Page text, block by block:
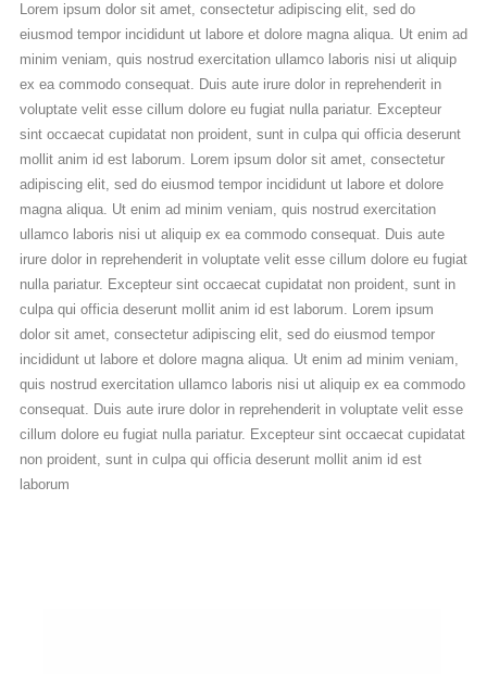
Lorem ipsum dolor sit amet, consectetur adipiscing elit, sed do
eiusmod tempor incididunt ut labore et dolore magna aliqua. Ut enim ad
minim veniam, quis nostrud exercitation ullamco laboris nisi ut aliquip
ex ea commodo consequat. Duis aute irure dolor in reprehenderit in
voluptate velit esse cillum dolore eu fugiat nulla pariatur. Excepteur
sint occaecat cupidatat non proident, sunt in culpa qui officia deserunt
mollit anim id est laborum. Lorem ipsum dolor sit amet, consectetur
adipiscing elit, sed do eiusmod tempor incididunt ut labore et dolore
magna aliqua. Ut enim ad minim veniam, quis nostrud exercitation
ullamco laboris nisi ut aliquip ex ea commodo consequat. Duis aute
irure dolor in reprehenderit in voluptate velit esse cillum dolore eu fugiat
nulla pariatur. Excepteur sint occaecat cupidatat non proident, sunt in
culpa qui officia deserunt mollit anim id est laborum. Lorem ipsum
dolor sit amet, consectetur adipiscing elit, sed do eiusmod tempor
incididunt ut labore et dolore magna aliqua. Ut enim ad minim veniam,
quis nostrud exercitation ullamco laboris nisi ut aliquip ex ea commodo
consequat. Duis aute irure dolor in reprehenderit in voluptate velit esse
cillum dolore eu fugiat nulla pariatur. Excepteur sint occaecat cupidatat
non proident, sunt in culpa qui officia deserunt mollit anim id est
laborum